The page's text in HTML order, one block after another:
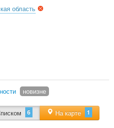
область
новизне
6 На карте 1